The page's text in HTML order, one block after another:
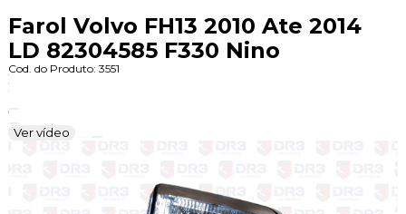
Farol Volvo FH13 2010 Ate 2014
LD 82304585 F330 Nino
Cod. do Produto: 3551
Ver vídeo